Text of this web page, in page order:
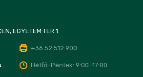
EGYETEM TÉR 1.
+36 52 512 900
Hétfő–Péntek: 9:00–17:00